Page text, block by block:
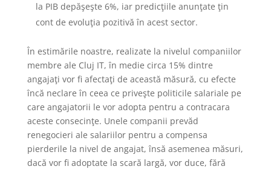
la PIB depăşeşte 6%, iar predicţiile anunţate ţin
cont de evoluţia pozitivă în acest sector.
În estimările noastre, realizate la nivelul companiilor
membre ale Cluj IT, în medie circa 15% dintre
angajaţi vor fi afectaţi de această măsură, cu efecte
încă neclare în ceea ce priveşte politicile salariale pe
care angajatorii le vor adopta pentru a contracara
aceste consecinţe. Unele companii prevăd
renegocieri ale salariilor pentru a compensa
pierderile la nivel de angajat, însă asemenea măsuri,
dacă vor fi adoptate la scară largă, vor duce, fără